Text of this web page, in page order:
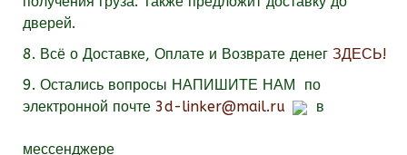
дверей.
8. Всё о Доставке, Оплате и Возврате денег ЗДЕСЬ!
9. Остались вопросы НАПИШИТЕ НАМ
по
электронной почте 3d-linker@mail.ru в
мессенджере